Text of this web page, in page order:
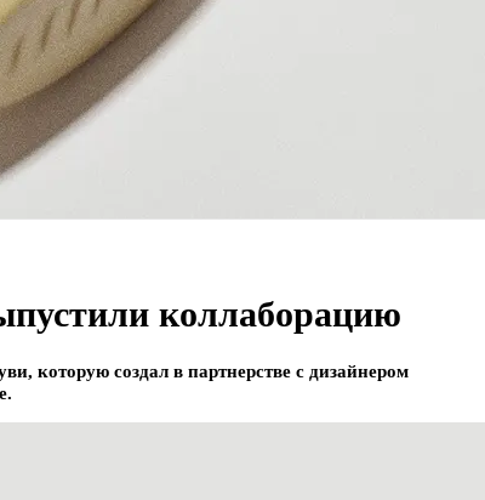
коллаборацию
которую создал в партнерстве с дизайнером